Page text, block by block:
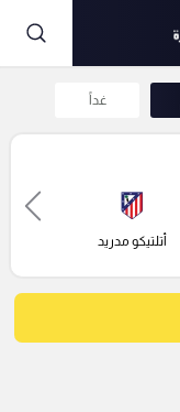
غداً
أتلتيكو مدريد